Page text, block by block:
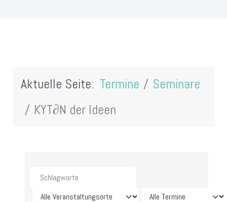
Aktuelle Seite: Termine
Seminare
KYT∂N der Ideen